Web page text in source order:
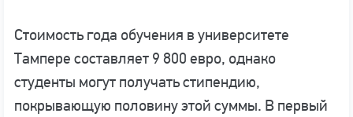
Стоимость года обучения в университете
Тампере составляет 9 800 евро, однако
студенты могут получать стипендию,
покрывающую половину этой суммы. В первый